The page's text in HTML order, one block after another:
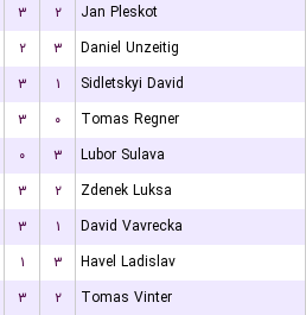
۳ ۲
Jan Pleskot
۲ ۳
Daniel Unzeitig
۳ ۱
Sidletskyi David
۳ ۰
Tomas Regner
۰ ۳
Lubor Sulava
۳ ۲
Zdenek Luksa
۳ ۱
David Vavrecka
۱ ۳
Havel Ladislav
۳ ۲
Tomas Vinter